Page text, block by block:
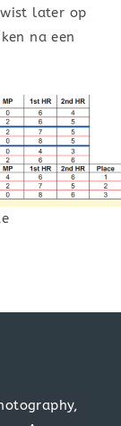
later op
na een